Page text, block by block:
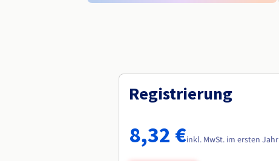
Registrierung
8,32 €inkl. MwSt. im ersten Jahr